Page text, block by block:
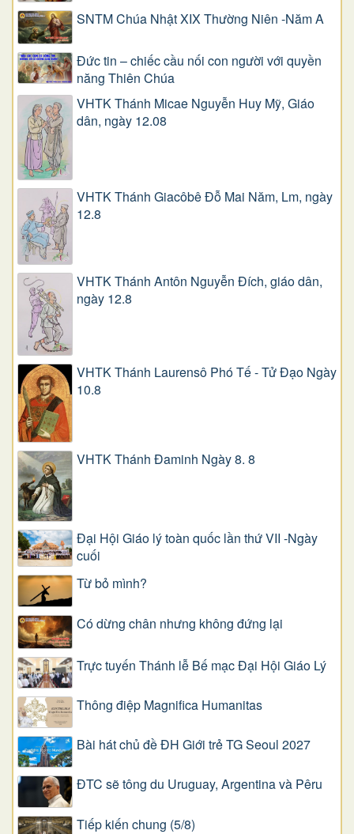
SNTM Chúa Nhật XIX Thường Niên -Năm A
Đức tin – chiếc cầu nối con người với quyền
năng Thiên Chúa
VHTK Thánh Micae Nguyễn Huy Mỹ, Giáo
dân, ngày 12.08
VHTK Thánh Giacôbê Ðỗ Mai Năm, Lm, ngày
12.8
VHTK Thánh Antôn Nguyễn Ðích, giáo dân,
ngày 12.8
VHTK Thánh Laurensô Phó Tế - Tử Đạo Ngày
10.8
VHTK Thánh Đaminh Ngày 8. 8
Đại Hội Giáo lý toàn quốc lần thứ VII -Ngày
cuối
Từ bỏ mình?
Có dừng chân nhưng không đứng lại
Trực tuyến Thánh lễ Bế mạc Đại Hội Giáo Lý
Thông điệp Magnifica Humanitas
Bài hát chủ đề ĐH Giới trẻ TG Seoul 2027
ĐTC sẽ tông du Uruguay, Argentina và Pêru
Tiếp kiến chung (5/8)